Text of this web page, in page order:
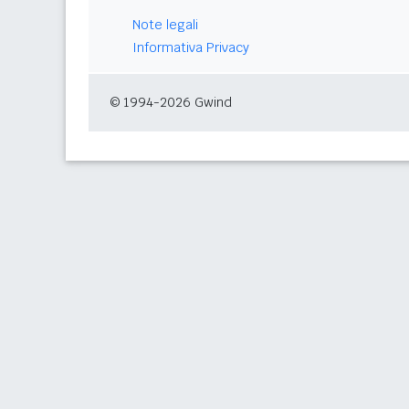
Note legali
Informativa Privacy
© 1994-2026 Gwind